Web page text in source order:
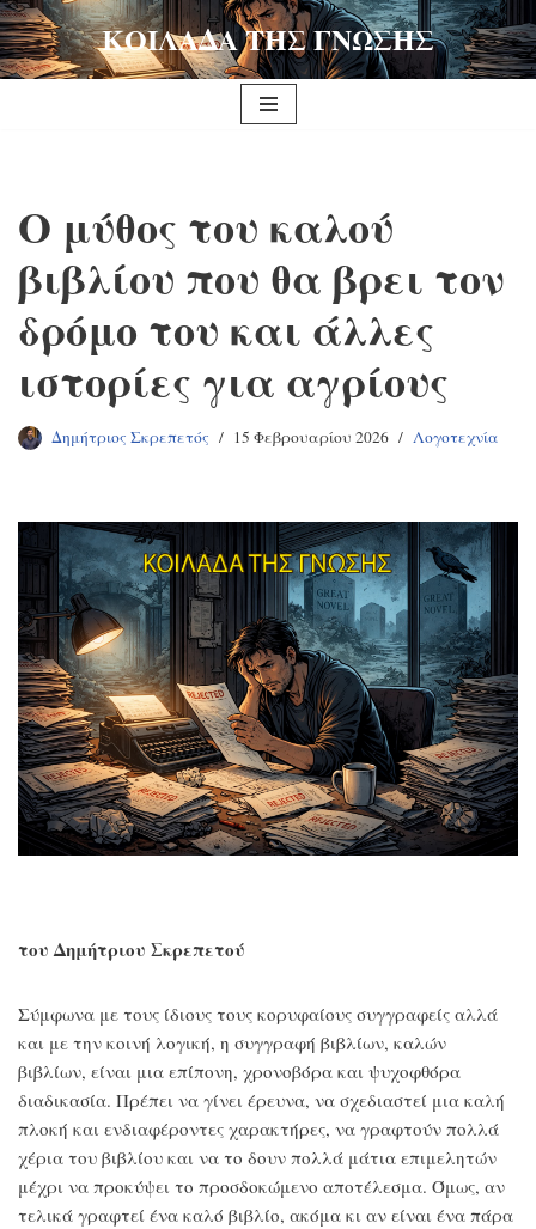
Μεταπηδήστε
ΚΟΙΛΑΔΑ ΤΗΣ ΓΝΩΣΗΣ
Ο μύθος του καλού
βιβλίου που θα βρει τον
δρόμο του και άλλες
ιστορίες για αγρίους
Δημήτριος Σκρεπετός 15 Φεβρουαρίου 2026 Λογοτεχνία
του Δημήτριου Σκρεπετού
Σύμφωνα με τους ίδιους τους κορυφαίους συγγραφείς αλλά
και με την κοινή λογική, η συγγραφή βιβλίων, καλών
βιβλίων, είναι μια επίπονη, χρονοβόρα και ψυχοφθόρα
διαδικασία. Πρέπει να γίνει έρευνα, να σχεδιαστεί μια καλή
πλοκή και ενδιαφέροντες χαρακτήρες, να γραφτούν πολλά
χέρια του βιβλίου και να το δουν πολλά μάτια επιμελητών
μέχρι να προκύψει το προσδοκώμενο αποτέλεσμα. Όμως, αν
τελικά γραφτεί ένα καλό βιβλίο, ακόμα κι αν είναι ένα πάρα